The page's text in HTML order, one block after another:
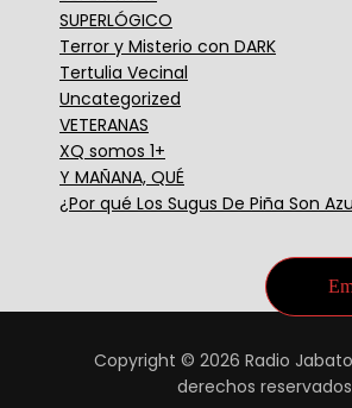
SUPERLÓGICO
Terror y Misterio con DARK
Tertulia Vecinal
Uncategorized
VETERANAS
XQ somos 1+
Y MAÑANA, QUÉ
¿Por qué Los Sugus De Piña Son
Copyright © 2026 Radio
derechos